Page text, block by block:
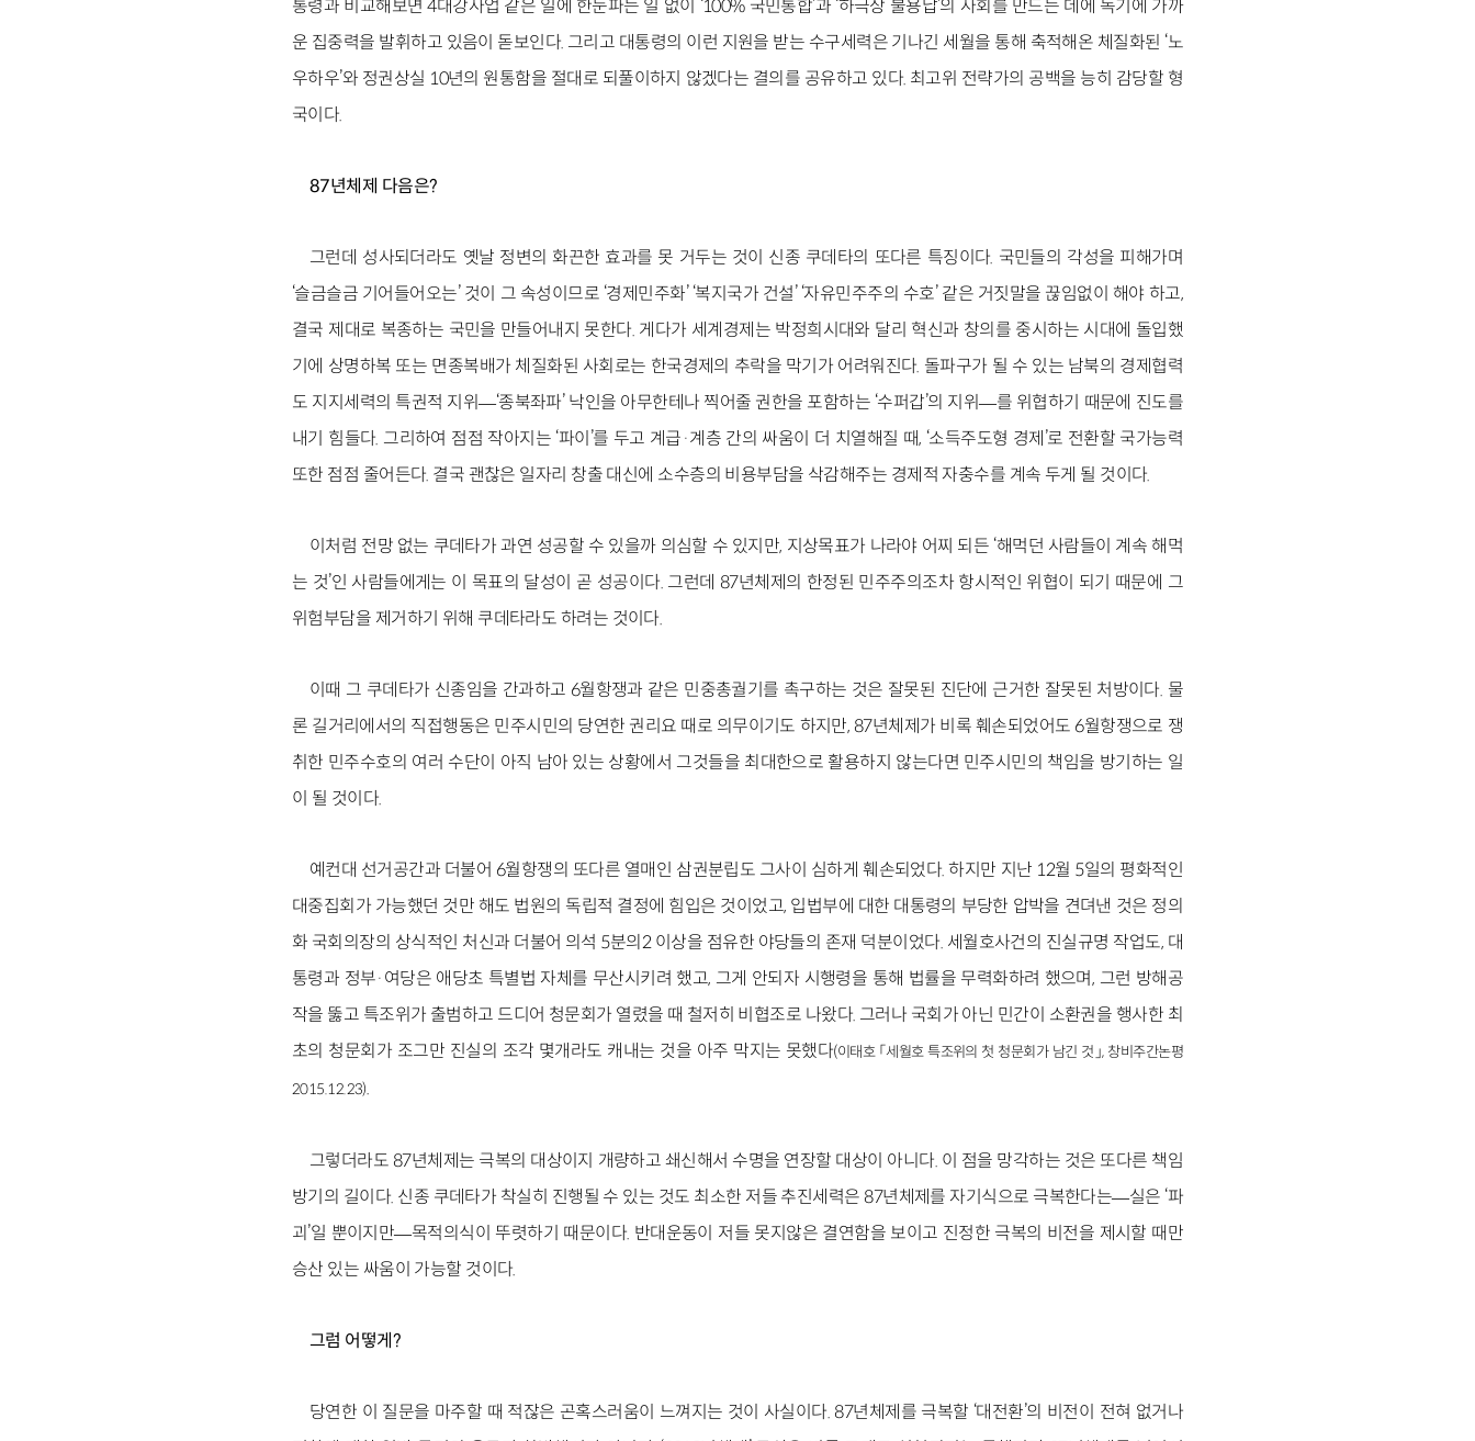
통령과 비교해보면 4대강사업 같은 일에 한눈파는 일 없이 ‘100% 국민통합’과 ‘하극상 불용납’의 사회를 만드는 데에 독기에 가까
운 집중력을 발휘하고 있음이 돋보인다. 그리고 대통령의 이런 지원을 받는 수구세력은 기나긴 세월을 통해 축적해온 체질화된 ‘노
우하우’와 정권상실 10년의 원통함을 절대로 되풀이하지 않겠다는 결의를 공유하고 있다. 최고위 전략가의 공백을 능히 감당할 형
국이다.
87년체제 다음은?
그런데 성사되더라도 옛날 정변의 화끈한 효과를 못 거두는 것이 신종 쿠데타의 또다른 특징이다. 국민들의 각성을 피해가며
‘슬금슬금 기어들어오는’ 것이 그 속성이므로 ‘경제민주화’ ‘복지국가 건설’ ‘자유민주주의 수호’ 같은 거짓말을 끊임없이 해야 하고,
결국 제대로 복종하는 국민을 만들어내지 못한다. 게다가 세계경제는 박정희시대와 달리 혁신과 창의를 중시하는 시대에 돌입했
기에 상명하복 또는 면종복배가 체질화된 사회로는 한국경제의 추락을 막기가 어려워진다. 돌파구가 될 수 있는 남북의 경제협력
도 지지세력의 특권적 지위―‘종북좌파’ 낙인을 아무한테나 찍어줄 권한을 포함하는 ‘수퍼갑’의 지위―를 위협하기 때문에 진도를
내기 힘들다. 그리하여 점점 작아지는 ‘파이’를 두고 계급·계층 간의 싸움이 더 치열해질 때, ‘소득주도형 경제’로 전환할 국가능력
또한 점점 줄어든다. 결국 괜찮은 일자리 창출 대신에 소수층의 비용부담을 삭감해주는 경제적 자충수를 계속 두게 될 것이다.
이처럼 전망 없는 쿠데타가 과연 성공할 수 있을까 의심할 수 있지만, 지상목표가 나라야 어찌 되든 ‘해먹던 사람들이 계속 해먹
는 것’인 사람들에게는 이 목표의 달성이 곧 성공이다. 그런데 87년체제의 한정된 민주주의조차 항시적인 위협이 되기 때문에 그
위험부담을 제거하기 위해 쿠데타라도 하려는 것이다.
이때 그 쿠데타가 신종임을 간과하고 6월항쟁과 같은 민중총궐기를 촉구하는 것은 잘못된 진단에 근거한 잘못된 처방이다. 물
론 길거리에서의 직접행동은 민주시민의 당연한 권리요 때로 의무이기도 하지만, 87년체제가 비록 훼손되었어도 6월항쟁으로 쟁
취한 민주수호의 여러 수단이 아직 남아 있는 상황에서 그것들을 최대한으로 활용하지 않는다면 민주시민의 책임을 방기하는 일
이 될 것이다.
예컨대 선거공간과 더불어 6월항쟁의 또다른 열매인 삼권분립도 그사이 심하게 훼손되었다. 하지만 지난 12월 5일의 평화적인
대중집회가 가능했던 것만 해도 법원의 독립적 결정에 힘입은 것이었고, 입법부에 대한 대통령의 부당한 압박을 견뎌낸 것은 정의
화 국회의장의 상식적인 처신과 더불어 의석 5분의2 이상을 점유한 야당들의 존재 덕분이었다. 세월호사건의 진실규명 작업도, 대
통령과 정부·여당은 애당초 특별법 자체를 무산시키려 했고, 그게 안되자 시행령을 통해 법률을 무력화하려 했으며, 그런 방해공
작을 뚫고 특조위가 출범하고 드디어 청문회가 열렸을 때 철저히 비협조로 나왔다. 그러나 국회가 아닌 민간이 소환권을 행사한 최
초의 청문회가 조그만 진실의 조각 몇개라도 캐내는 것을 아주 막지는 못했다(이태호 「세월호 특조위의 첫 청문회가 남긴 것」, 창비주간논평
2015.12.23).
그렇더라도 87년체제는 극복의 대상이지 개량하고 쇄신해서 수명을 연장할 대상이 아니다. 이 점을 망각하는 것은 또다른 책임
방기의 길이다. 신종 쿠데타가 착실히 진행될 수 있는 것도 최소한 저들 추진세력은 87년체제를 자기식으로 극복한다는―실은 ‘파
괴’일 뿐이지만―목적의식이 뚜렷하기 때문이다. 반대운동이 저들 못지않은 결연함을 보이고 진정한 극복의 비전을 제시할 때만
승산 있는 싸움이 가능할 것이다.
그럼 어떻게?
당연한 이 질문을 마주할 때 적잖은 곤혹스러움이 느껴지는 것이 사실이다. 87년체제를 극복할 ‘대전환’의 비전이 전혀 없거나